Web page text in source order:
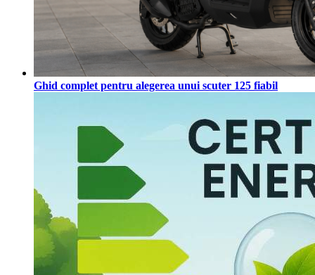
Ghid complet pentru alegerea unui scuter 125 fiabil